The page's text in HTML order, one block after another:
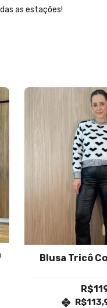
as estações!
Blusa Tricô